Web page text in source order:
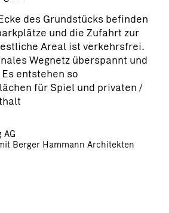
des Grundstücks befinden
und die Zufahrt zur
Areal ist verkehrsfrei.
Wegnetz überspannt und
entstehen so
für Spiel und privaten /
AG
Berger Hammann Architekten